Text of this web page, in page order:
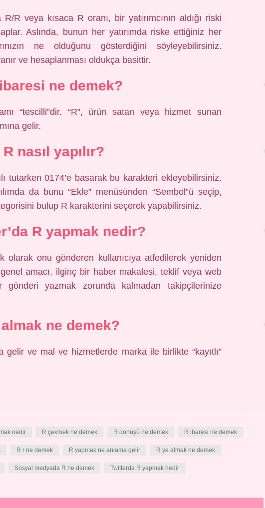
R veya kısaca R oranı, bir yatırımcının aldığı riski
Aslında, bunun her yatırımda riske ettiğiniz her
ne olduğunu gösterdiğini söyleyebilirsiniz.
ve hesaplanması oldukça basittir.
ne demek?
“tescilli”dir. “R”, ürün satan veya hizmet sunan
gelir.
R nasıl yapılır?
tutarken 0174’e basarak bu karakteri ekleyebilirsiniz.
da bunu “Ekle” menüsünden “Sembol”ü seçip,
bulup R karakterini seçerek yapabilirsiniz.
R yapmak nedir?
olarak onu gönderen kullanıcıya atfedilerek yeniden
genel amacı, ilginç bir haber makalesi, teklif veya web
yazmak zorunda kalmadan takipçilerinize
almak ne demek?
gelir ve mal ve hizmetlerde marka ile birlikte “kayıtlı”
nedir R çekmek ne demek R dönüşü ne demek R ibaresi ne demek
R r ne demek R yapmak ne anlama gelir R ye almak ne demek
Sosyal medyada R ne demek Twitterda R yapmak nedir